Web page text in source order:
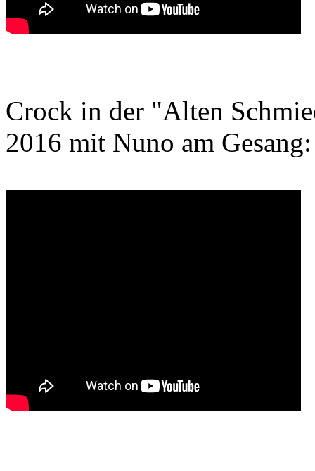
Crock in der "Alten
2016 mit Nuno am Gesang: